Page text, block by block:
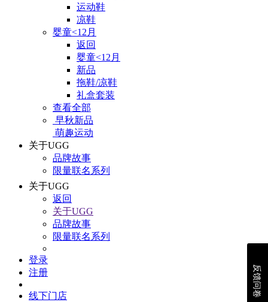
运动鞋
凉鞋
婴童<12月
返回
婴童<12月
新品
拖鞋/凉鞋
礼盒套装
查看全部
早秋新品
萌趣运动
关于UGG
品牌故事
限量联名系列
关于UGG
返回
关于UGG
品牌故事
限量联名系列
登录
注册
线下门店
反馈问卷